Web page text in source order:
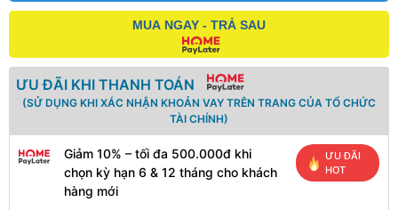
MUA NGAY - TRẢ SAU
ƯU ĐÃI KHI THANH TOÁN
(SỬ DỤNG KHI XÁC NHẬN KHOẢN VAY TRÊN TRANG CỦA TỔ CHỨC
TÀI CHÍNH)
Giảm 10% – tối đa 500.000đ khi
chọn kỳ hạn 6 & 12 tháng cho khách
hàng mới
ƯU ĐÃI
HOT